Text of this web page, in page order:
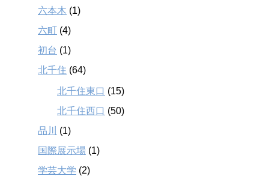
六本木 (1)
六町 (4)
初台 (1)
北千住 (64)
北千住東口 (15)
北千住西口 (50)
品川
(1)
国際展示場 (1)
学芸大学 (2)